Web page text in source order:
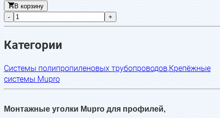
В корзину
-
+
Категории
Системы полипропиленовых трубопроводов,Крепёжные
системы Mupro
Монтажные уголки Mupro для профилей,